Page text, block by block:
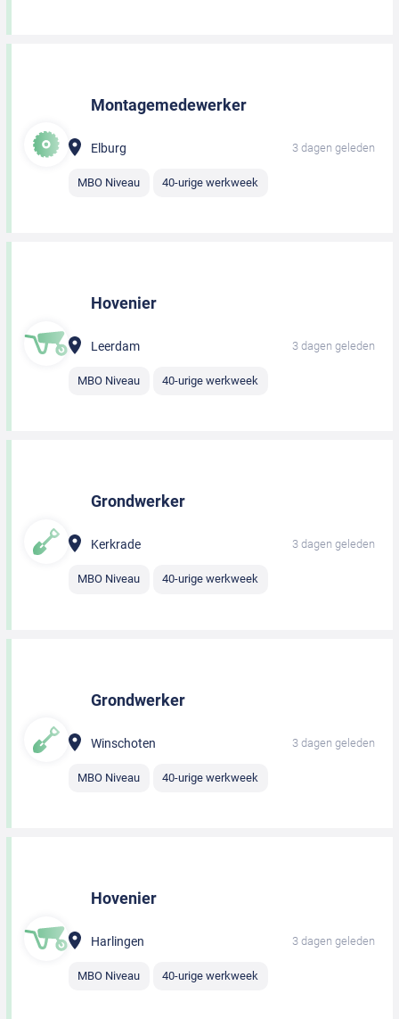
Montagemedewerker
Elburg 3 dagen geleden
MBO Niveau 40-urige werkweek
Hovenier
Leerdam 3 dagen geleden
MBO Niveau 40-urige werkweek
Grondwerker
Kerkrade 3 dagen geleden
MBO Niveau 40-urige werkweek
Grondwerker
Winschoten 3 dagen geleden
MBO Niveau 40-urige werkweek
Hovenier
Harlingen 3 dagen geleden
MBO Niveau 40-urige werkweek